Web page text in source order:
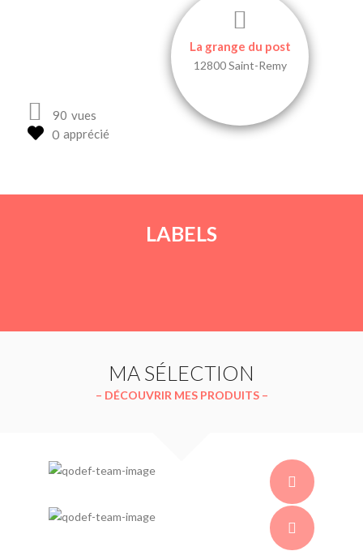
90 vues
apprécié
La grange du post
12800 Saint-Remy
LABELS
MA SÉLECTION
– DÉCOUVRIR MES PRODUITS –